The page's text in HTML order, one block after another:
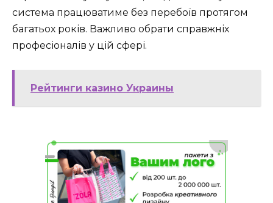
система працюватиме без перебоїв протягом
багатьох років. Важливо обрати справжніх
професіоналів у цій сфері.
Рейтинги казино Украины